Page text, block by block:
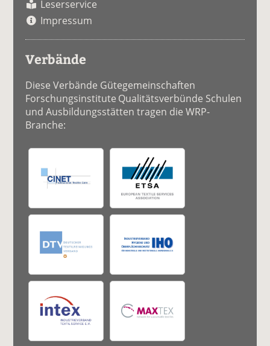
Leserservice
Impressum
Verbände
Diese Verbände Gütegemeinschaften
Forschungsinstitute Qualitätsverbünde Schulen
und Ausbildungsstätten tragen die WRP-
Branche: